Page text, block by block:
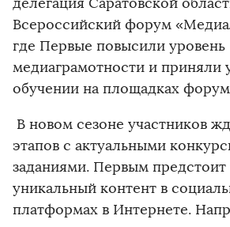
Всероссийский форум
где Первые повысили уровень
медиаграмотности и приняли
обучении на площадках
В новом сезоне участников
этапов с актуальными
заданиями. Первым предстоит
уникальный контент в
платформах в Интернете.